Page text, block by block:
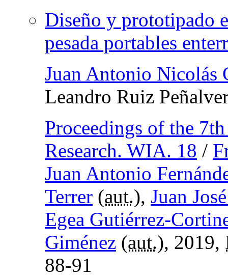
Diseño y prototipado
pesada portables
Juan Antonio Nicolás
Leandro Ruiz
Proceedings of the
Research. WIA. 18 /
Juan Antonio
Terrer (aut.), Juan
Egea Gutiérrez-
Giménez (aut.), 2019,
88-91